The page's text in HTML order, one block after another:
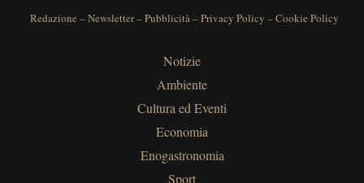
Redazione –Newsletter–Pubblicità–Privacy Policy –Cookie Policy
Notizie
Ambiente
Cultura ed Eventi
Economia
Enogastronomia
Sport